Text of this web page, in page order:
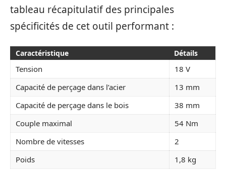
tableau récapitulatif des principales
spécificités de cet outil performant :
Caractéristique Détails
Tension
18 V
Capacité de perçage dans l’acier
13 mm
Capacité de perçage dans le bois
38 mm
Couple maximal
54 Nm
Nombre de vitesses
2
Poids
1,8 kg